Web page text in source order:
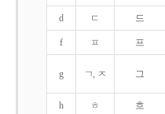
d ㄷ 드
f ㅍ 프
g ㄱ, ㅈ 그
h ㅎ 흐